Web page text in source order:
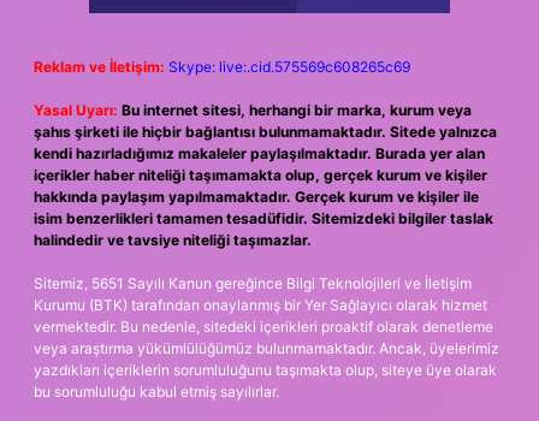
Reklam ve İletişim: Skype: live:.cid.575569c608265c69
Yasal Uyarı: Bu internet sitesi, herhangi bir marka, kurum veya
şahıs şirketi ile hiçbir bağlantısı bulunmamaktadır. Sitede yalnızca
kendi hazırladığımız makaleler paylaşılmaktadır. Burada yer alan
içerikler haber niteliği taşımamakta olup, gerçek kurum ve kişiler
hakkında paylaşım yapılmamaktadır. Gerçek kurum ve kişiler ile
isim benzerlikleri tamamen tesadüfidir. Sitemizdeki bilgiler taslak
halindedir ve tavsiye niteliği taşımazlar.
Sitemiz, 5651 Sayılı Kanun gereğince Bilgi Teknolojileri ve İletişim
Kurumu (BTK) tarafından onaylanmış bir Yer Sağlayıcı olarak hizmet
vermektedir. Bu nedenle, sitedeki içerikleri proaktif olarak denetleme
veya araştırma yükümlülüğümüz bulunmamaktadır. Ancak, üyelerimiz
yazdıkları içeriklerin sorumluluğunu taşımakta olup, siteye üye olarak
bu sorumluluğu kabul etmiş sayılırlar.